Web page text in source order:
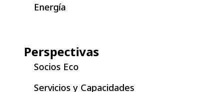
Energía
Perspectivas
Socios Eco
Servicios y Capacidades